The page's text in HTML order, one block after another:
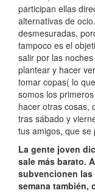
participan ellas
alternativas de
desmesuradas,
tampoco es el
salir por las
plantear y hacer
tomar copas( lo
somos los
hacer otras cosas,
tras sábado y
tus amigos, que
La gente joven
sale más barato.
subvencionen las
semana también,